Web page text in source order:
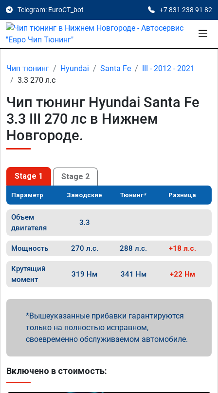
Telegram: EuroCT_bot +7 831 238 91 82
Чип тюнинг Hyundai Santa Fe
III - 2012 - 2021
3.3 270 л.с
Чип тюнинг Hyundai Santa Fe
3.3 III 270 лс в Нижнем
Новгороде.
Stage 1 Stage 2
Параметр Заводские Тюнинг* Разница
Объем
двигателя
3.3
Мощность 270 л.с. 288 л.с. +18 л.с.
Крутящий
момент
319 Нм 341 Нм +22 Нм
Вышеуказанные прибавки гарантируются
только на полностью исправном,
своевременно обслуживаемом автомобиле.
Включено в стоимость: